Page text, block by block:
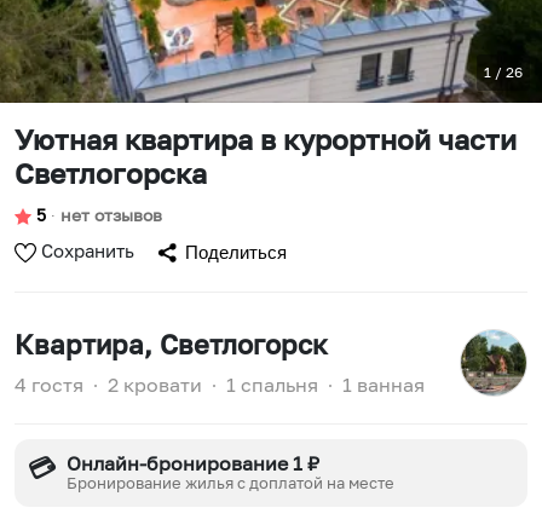
1 / 26
Уютная квартира в курортной части
Светлогорска
5 ∙ нет отзывов
Сохранить Поделиться
Квартира, Светлогорск
4 гостя ∙ 2 кровати ∙ 1 спальня ∙ 1 ванная
💳 Онлайн-бронирование 1 ₽
Бронирование жилья с доплатой на месте